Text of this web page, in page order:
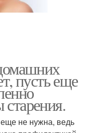
пусть еще
еще не нужна, ведь